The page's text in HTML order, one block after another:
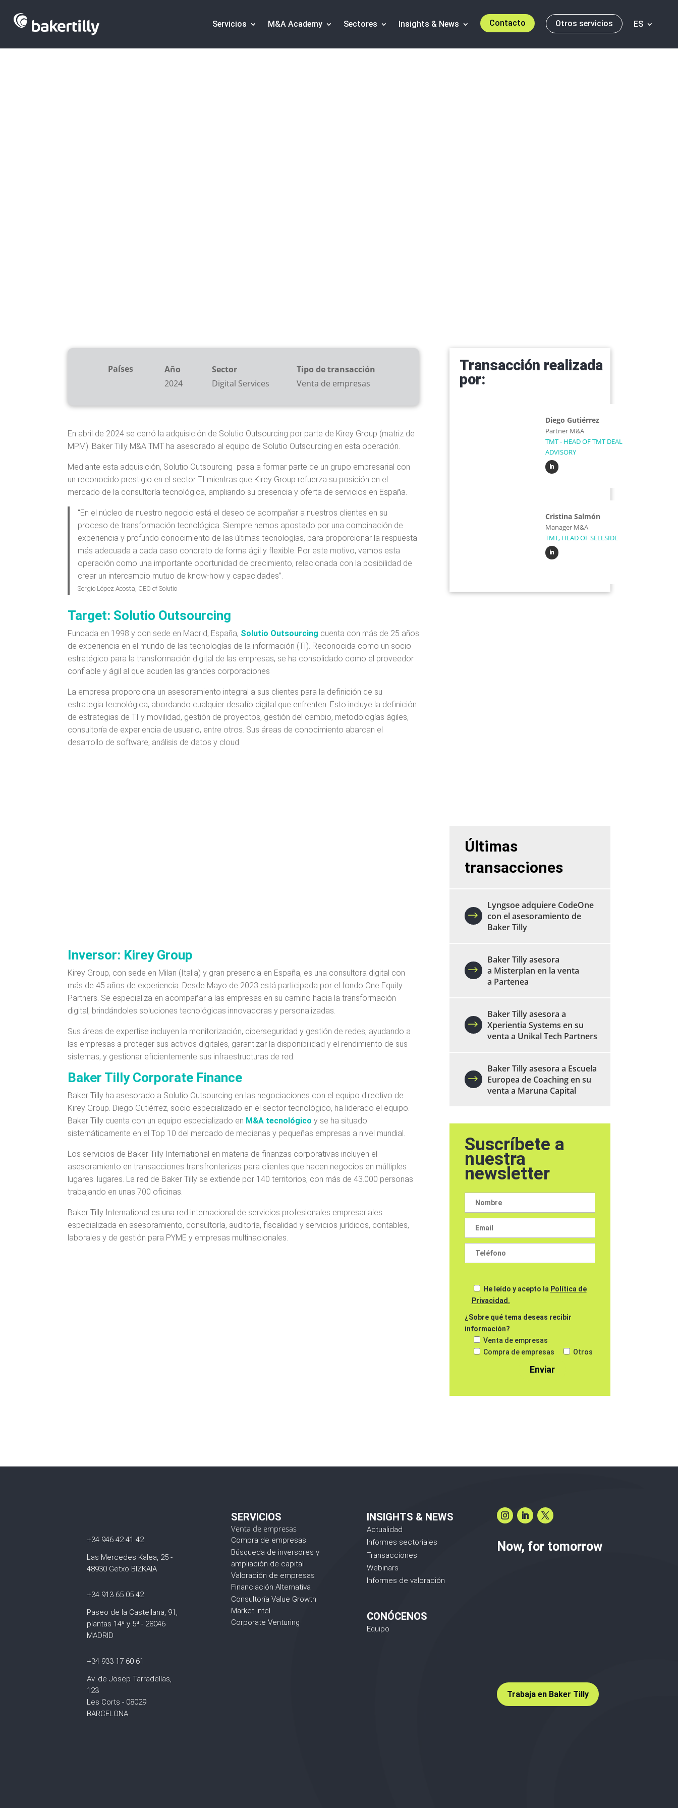
Servicios M&A Academy Sectores Insights & News Contacto Otros servicios ES
Países
Año
2024
Sector
Digital Services
Tipo de transacción
Venta de empresas
En abril de 2024 se cerró la adquisición de Solutio Outsourcing por parte de Kirey Group (matriz de
MPM). Baker Tilly M&A TMT ha asesorado al equipo de Solutio Outsourcing en esta operación.
Mediante esta adquisición, Solutio Outsourcing pasa a formar parte de un grupo empresarial con
un reconocido prestigio en el sector TI mientras que Kirey Group refuerza su posición en el
mercado de la consultoría tecnológica, ampliando su presencia y oferta de servicios en España.
“En el núcleo de nuestro negocio está el deseo de acompañar a nuestros clientes en su
proceso de transformación tecnológica. Siempre hemos apostado por una combinación de
experiencia y profundo conocimiento de las últimas tecnologías, para proporcionar la respuesta
más adecuada a cada caso concreto de forma ágil y flexible. Por este motivo, vemos esta
operación como una importante oportunidad de crecimiento, relacionada con la posibilidad de
crear un intercambio mutuo de know-how y capacidades”.
Sergio López Acosta, CEO of Solutio
Target: Solutio Outsourcing
Fundada en 1998 y con sede en Madrid, España, Solutio Outsourcing cuenta con más de 25 años
de experiencia en el mundo de las tecnologías de la información (TI). Reconocida como un socio
estratégico para la transformación digital de las empresas, se ha consolidado como el proveedor
confiable y ágil al que acuden las grandes corporaciones
La empresa proporciona un asesoramiento integral a sus clientes para la definición de su
estrategia tecnológica, abordando cualquier desafío digital que enfrenten. Esto incluye la definición
de estrategias de TI y movilidad, gestión de proyectos, gestión del cambio, metodologías ágiles,
consultoría de experiencia de usuario, entre otros. Sus áreas de conocimiento abarcan el
desarrollo de software, análisis de datos y cloud.
Inversor: Kirey Group
Kirey Group, con sede en Milan (Italia) y gran presencia en España, es una consultora digital con
más de 45 años de experiencia. Desde Mayo de 2023 está participada por el fondo One Equity
Partners. Se especializa en acompañar a las empresas en su camino hacia la transformación
digital, brindándoles soluciones tecnológicas innovadoras y personalizadas.
Sus áreas de expertise incluyen la monitorización, ciberseguridad y gestión de redes, ayudando a
las empresas a proteger sus activos digitales, garantizar la disponibilidad y el rendimiento de sus
sistemas, y gestionar eficientemente sus infraestructuras de red.
Baker Tilly Corporate Finance
Baker Tilly ha asesorado a Solutio Outsourcing en las negociaciones con el equipo directivo de
Kirey Group. Diego Gutiérrez, socio especializado en el sector tecnológico, ha liderado el equipo.
Baker Tilly cuenta con un equipo especializado en M&A tecnológico y se ha situado
sistemáticamente en el Top 10 del mercado de medianas y pequeñas empresas a nivel mundial.
Los servicios de Baker Tilly International en materia de finanzas corporativas incluyen el
asesoramiento en transacciones transfronterizas para clientes que hacen negocios en múltiples
lugares. lugares. La red de Baker Tilly se extiende por 140 territorios, con más de 43.000 personas
trabajando en unas 700 oficinas.
Baker Tilly International es una red internacional de servicios profesionales empresariales
especializada en asesoramiento, consultoría, auditoría, fiscalidad y servicios jurídicos, contables,
laborales y de gestión para PYME y empresas multinacionales.
Transacción realizada
por:
Diego Gutiérrez
Partner M&A
TMT - HEAD OF TMT DEAL
ADVISORY
Cristina Salmón
Manager M&A
TMT, HEAD OF SELLSIDE
Últimas
transacciones
Lyngsoe adquiere CodeOne
con el asesoramiento de
Baker Tilly
Baker Tilly asesora
a Misterplan en la venta
a Partenea
Baker Tilly asesora a
Xperientia Systems en su
venta a Unikal Tech Partners
Baker Tilly asesora a Escuela
Europea de Coaching en su
venta a Maruna Capital
Suscríbete a
nuestra
newsletter
He leído y acepto la Política de
Privacidad.
¿Sobre qué tema deseas recibir
información?
Venta de empresas
Compra de empresas
Otros
+34 946 42 41 42
Las Mercedes Kalea, 25 -
48930 Getxo BIZKAIA
+34 913 65 05 42
Paseo de la Castellana, 91,
plantas 14ª y 5ª - 28046
MADRID
+34 933 17 60 61
Av. de Josep Tarradellas,
123
Les Corts - 08029
BARCELONA
SERVICIOS
Venta de empresas
Compra de empresas
Búsqueda de inversores y
ampliación de capital
Valoración de empresas
Financiación Alternativa
Consultoría Value Growth
Market Intel
Corporate Venturing
INSIGHTS & NEWS
Actualidad
Informes sectoriales
Transacciones
Webinars
Informes de valoración
CONÓCENOS
Equipo
Now, for tomorrow
Trabaja en Baker Tilly